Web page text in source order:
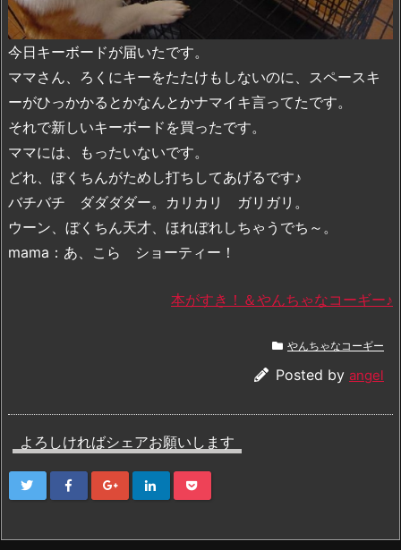
今日キーボードが届いたです。
ママさん、ろくにキーをたたけもしないのに、スペースキ
ーがひっかかるとかなんとかナマイキ言ってたです。
それで新しいキーボードを買ったです。
ママには、もったいないです。
どれ、ぼくちんがためし打ちしてあげるです♪
バチバチ ダダダダー。カリカリ ガリガリ。
ウーン、ぼくちん天才、ほれぼれしちゃうでち～。
mama：あ、こら ショーティー！
本がすき！＆やんちゃなコーギー♪
やんちゃなコーギー
Posted by angel
よろしければシェアお願いします